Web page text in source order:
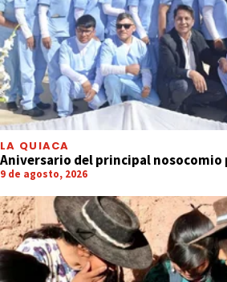
LA QUIACA
Aniversario del principal nosocomio
9 de agosto, 2026